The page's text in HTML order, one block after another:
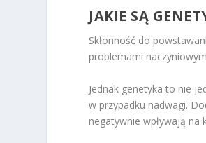
JAKIE SĄ
Skłonność do
problemami
Jednak genetyka to nie
w przypadku nadwagi.
negatywnie wpływają